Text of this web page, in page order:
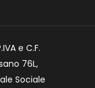
e C.F.
76L,
Sociale